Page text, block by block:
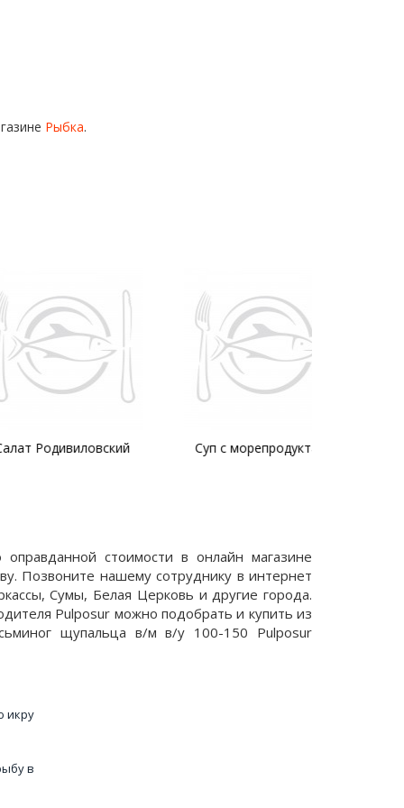
Рыбка.
Суп с морепродуктами
стоимости в онлайн магазине
Позвоните нашему сотруднику в интернет
Сумы, Белая Церковь и другие города.
Pulposur можно подобрать и купить из
щупальца в/м в/у 100-150 Pulposur
икру
в